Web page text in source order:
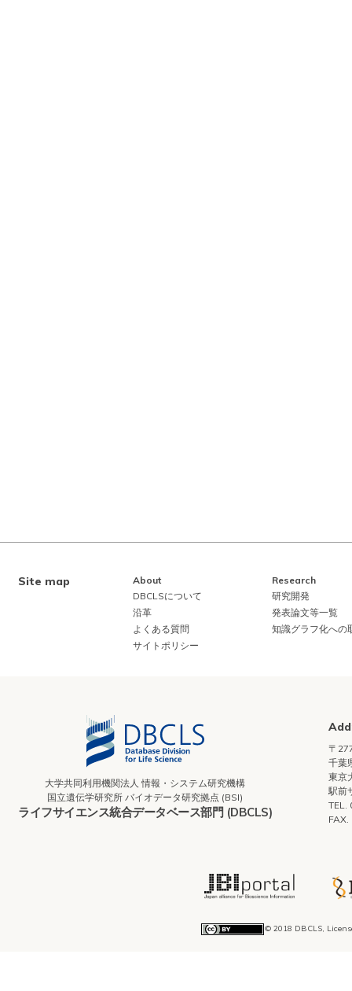
Site map
About
DBCLSについて
沿革
よくある質問
サイトポリシー
Research
研究開発
発表論文等一覧
知識グラフ化への
大学共同利用機関法人 情報・システム研究機構
国立遺伝学研究所 バイオデータ研究拠点 (BSI)
ライフサイエンス統合データベース部門 (DBCLS)
〒
千葉
東京
駅前
TEL.
© 2018 DBCLS,